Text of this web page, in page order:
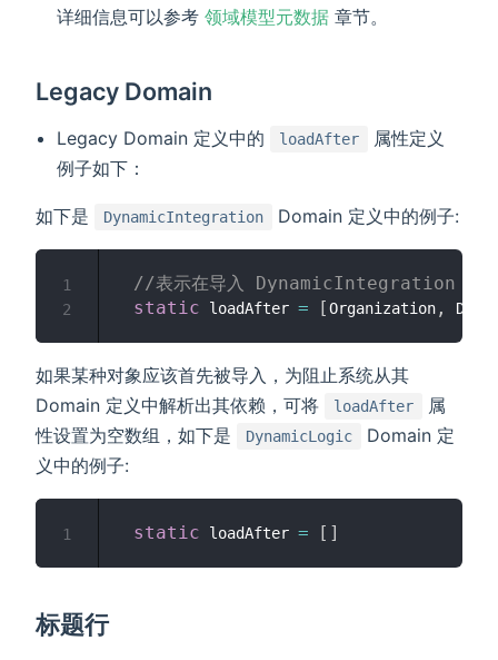
详细信息可以参考领域模型元数据 章节。
Legacy Domain
Legacy Domain 定义中的 loadAfter
属性定义
例子如下：
如下是 DynamicIntegration Domain 定义中的例子:
//表示在导入 DynamicIntegration 之
static loadAfter = [Organization ,
1
2
如果某种对象应该首先被导入，为阻止系统从其
Domain 定义中解析出其依赖，可将
loadAfter
属
性设置为空数组，如下是
DynamicLogic
Domain 定
义中的例子:
static loadAfter = [ ]
1
标题行